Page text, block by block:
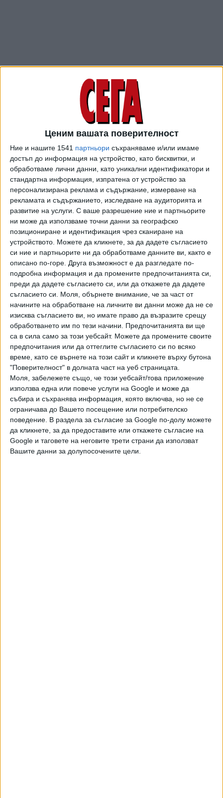
Ценим вашата поверителност
Ние и нашите 1541 партньори съхраняваме и/или имаме
достъп до информация на устройство, като бисквитки, и
обработваме лични данни, като уникални идентификатори и
стандартна информация, изпратена от устройство за
персонализирана реклама и съдържание, измерване на
рекламата и съдържанието, изследване на аудиторията и
развитие на услуги. С ваше разрешение ние и партньорите
ни може да използваме точни данни за географско
позициониране и идентификация чрез сканиране на
устройството. Можете да кликнете, за да дадете съгласието
си ние и партньорите ни да обработваме данните ви, както е
описано по-горе. Друга възможност е да разгледате по-
подробна информация и да промените предпочитанията си,
преди да дадете съгласието си, или да откажете да дадете
съгласието си.
Моля, обърнете внимание, че за част от
начините на обработване на личните ви данни може да не се
изисква съгласието ви, но имате право да възразите срещу
обработването им по тези начини. Предпочитанията ви ще
са в сила само за този уебсайт. Можете да промените своите
предпочитания или да оттеглите съгласието си по всяко
време, като се върнете на този сайт и кликнете върху бутона
"Поверителност" в долната част на уеб страницата.
Моля, забележете също, че този уебсайт/това приложение
използва една или повече услуги на Google и може да
събира и съхранява информация, която включва, но не се
ограничава до Вашето посещение или потребителско
поведение. В раздела за съгласие за Google по-долу можете
да кликнете, за да предоставите или откажете съгласие на
Google и таговете на неговите трети страни да използват
Вашите данни за долупосочените цели.
От него става ясно, че на 26 май в социалните мрежи
беше разпространен видеоматериал, показващ мъж,
облечен в полицейска униформа, който размахва
пистолет и се държи непристойно пред група младежи.
СДВР незабавно се самосезирала по случая и след
предприетите действия от екипа по разследването за
кратко време беше установена самоличността на мъжа
– 49 годишен, криминално проявен. Той беше задържан
вчера в обитаван от него фургон на бул. „Околовръстен
път“. Оттам бяха иззети голям брой полицейски
униформи, белезници, както и бутафорно оръжие, но с
истински боеприпаси.
Мъжът е многократно регистриран в полицията за
грабежи, кражби, хулиганство, осъждан. Задържан е с
полицейска мярка до 24 часа. По случая се води бързо
производство.
След доклад на материалите в Софийска районна
прокуратура, мъжът е с повдигнато обвинение и
наложена мярка „задържане под стража“ за срок до 72
часа.
Последвайте ни и в
Ако искате да подкрепите независимата
и качествена журналистика в “Сега”,
можете да направите дарение през
PayPal